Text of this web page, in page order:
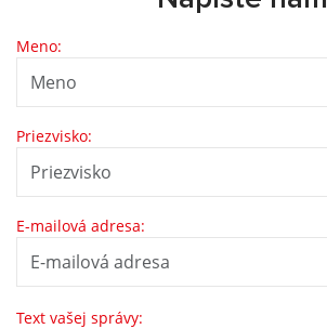
Meno:
Priezvisko:
E-mailová adresa:
Text vašej správy: